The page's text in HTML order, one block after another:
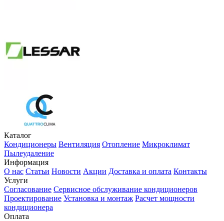
Каталог
Кондиционеры Вентиляция Отопление Микроклимат
Пылеудаление
Информация
О нас Статьи Новости Акции Доставка и оплата Контакты
Услуги
Согласование Сервисное обслуживание кондиционеров
Проектирование Установка и монтаж Расчет мощности
кондиционера
Оплата